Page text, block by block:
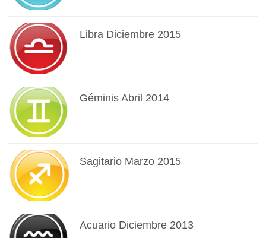
Libra Diciembre 2015
Géminis Abril 2014
Sagitario Marzo 2015
Acuario Diciembre 2013